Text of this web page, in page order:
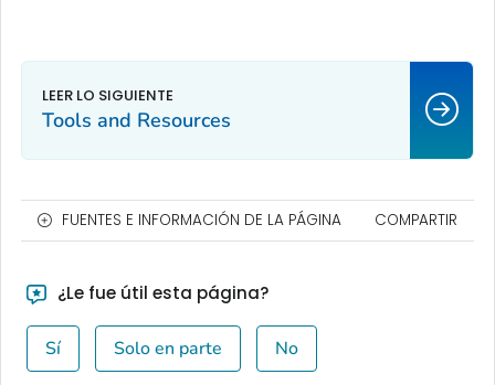
Tools and Resources
FUENTES E INFORMACIÓN DE LA PÁGINA COMPARTIR
¿Le fue útil esta página?
Sí Solo en parte No